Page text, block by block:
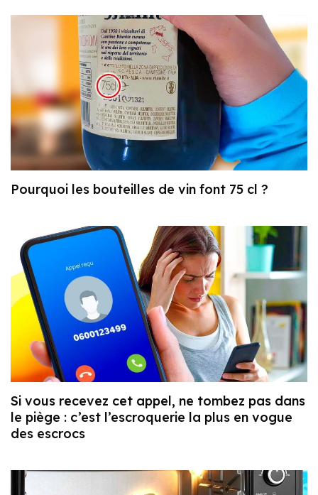
Pourquoi les bouteilles de vin font 75 cl ?
Si vous recevez cet appel, ne tombez pas dans
le piège : c’est l’escroquerie la plus en vogue
des escrocs